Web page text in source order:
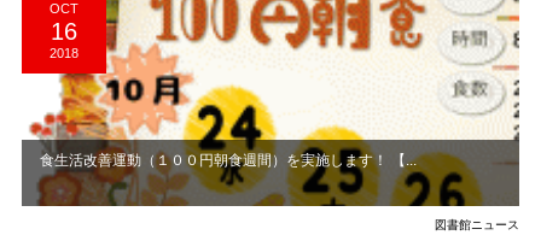
OCT
16
2018
食生活改善運動（１００円朝食週間）を実施します！ 【...
図書館ニュース